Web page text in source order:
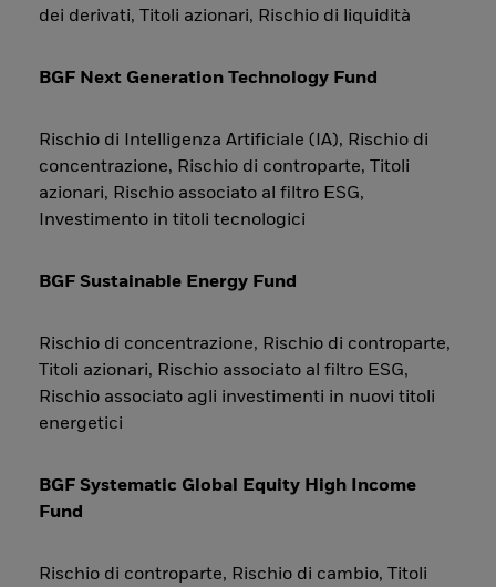
dei derivati, Titoli azionari, Rischio di liquidità
BGF Next Generation Technology Fund
Rischio di Intelligenza Artificiale (IA), Rischio di
concentrazione, Rischio di controparte, Titoli
azionari, Rischio associato al filtro ESG,
Investimento in titoli tecnologici
BGF Sustainable Energy Fund
Rischio di concentrazione, Rischio di controparte,
Titoli azionari, Rischio associato al filtro ESG,
Rischio associato agli investimenti in nuovi titoli
energetici
BGF Systematic Global Equity High Income
Fund
Rischio di controparte, Rischio di cambio, Titoli